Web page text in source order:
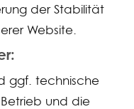
der Stabilität
Website.
ggf. technische
und die